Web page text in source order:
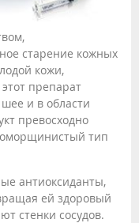
старение кожных
кожи,
препарат
и в области
превосходно
тип
антиоксиданты,
ей здоровый
стенки сосудов.